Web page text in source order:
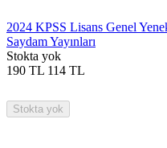
2024 KPSS Lisans Genel
Saydam Yayınları
Stokta yok
190 TL 114 TL
Stokta yok